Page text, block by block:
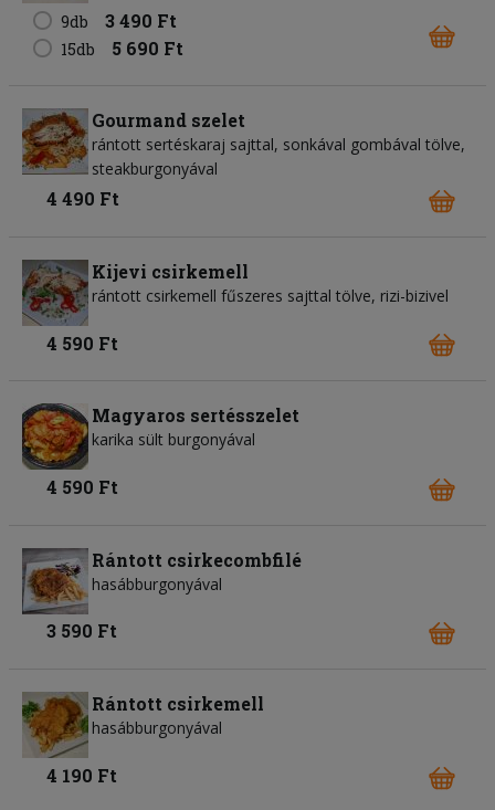
9db 3 490 Ft
15db 5 690 Ft
Gourmand szelet
rántott sertéskaraj sajttal, sonkával gombával tölve,
steakburgonyával
4 490 Ft
Kijevi csirkemell
rántott csirkemell fűszeres sajttal tölve, rizi-bizivel
4 590 Ft
Magyaros sertésszelet
karika sült burgonyával
4 590 Ft
Rántott csirkecombfilé
hasábburgonyával
3 590 Ft
Rántott csirkemell
hasábburgonyával
4 190 Ft